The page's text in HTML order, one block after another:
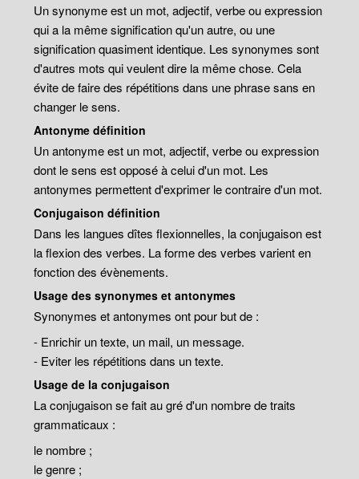
Un synonyme est un mot, adjectif, verbe ou expression
qui a la même signification qu'un autre, ou une
signification quasiment identique. Les synonymes sont
d'autres mots qui veulent dire la même chose. Cela
évite de faire des répétitions dans une phrase sans en
changer le sens.
Antonyme définition
Un antonyme est un mot, adjectif, verbe ou expression
dont le sens est opposé à celui d'un mot. Les
antonymes permettent d'exprimer le contraire d'un mot.
Conjugaison définition
Dans les langues dîtes flexionnelles, la conjugaison est
la flexion des verbes. La forme des verbes varient en
fonction des évènements.
Usage des synonymes et antonymes
Synonymes et antonymes ont pour but de :
- Enrichir un texte, un mail, un message.
- Eviter les répétitions dans un texte.
Usage de la conjugaison
La conjugaison se fait au gré d'un nombre de traits
grammaticaux :
le nombre ;
le genre ;